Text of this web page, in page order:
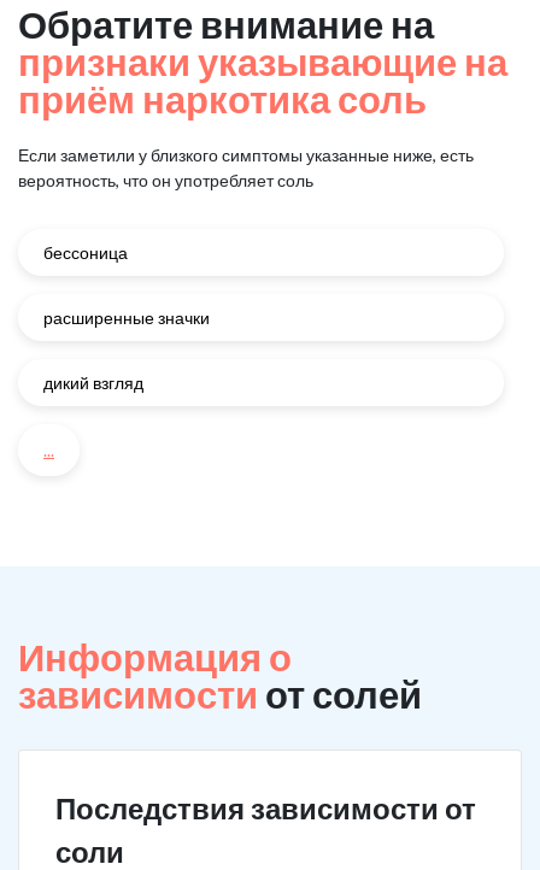
Обратите внимание на
признаки указывающие на
приём наркотика соль
Если заметили у близкого симптомы указанные ниже, есть
вероятность, что он употребляет соль
бессоница
расширенные значки
дикий взгляд
...
Информация о
зависимости от солей
Последствия зависимости от
соли